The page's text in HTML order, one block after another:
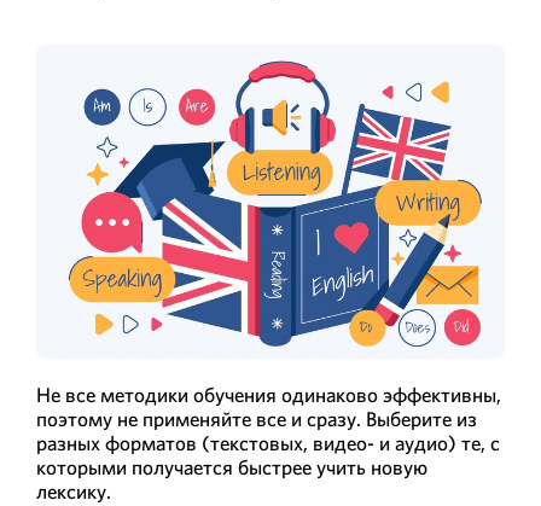
Не все методики обучения одинаково эффективны,
поэтому не применяйте все и сразу. Выберите из
разных форматов (текстовых, видео- и аудио) те, с
которыми получается быстрее учить новую
лексику.